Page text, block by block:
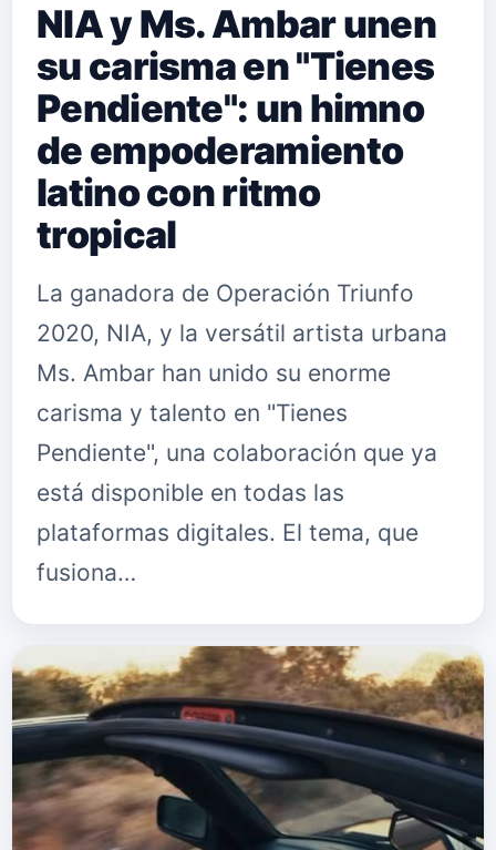
NIA y Ms. Ambar unen
su carisma en "Tienes
Pendiente": un himno
de empoderamiento
latino con ritmo
tropical
La ganadora de Operación Triunfo
2020, NIA, y la versátil artista urbana
Ms. Ambar han unido su enorme
carisma y talento en "Tienes
Pendiente", una colaboración que ya
está disponible en todas las
plataformas digitales. El tema, que
fusiona…